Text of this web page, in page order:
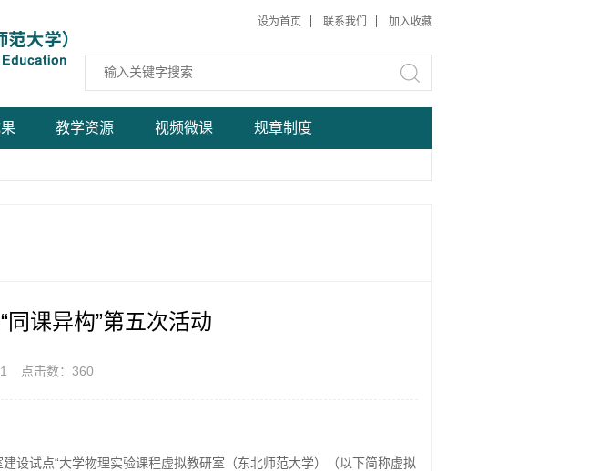
设为首页 联系我们 加入收藏
教学资源 视频微课 规章制度
课异构”第五次活动
点击数： 360
设试点“大学物理实验课程虚拟教研室（东北师范大学）（以下简称虚拟